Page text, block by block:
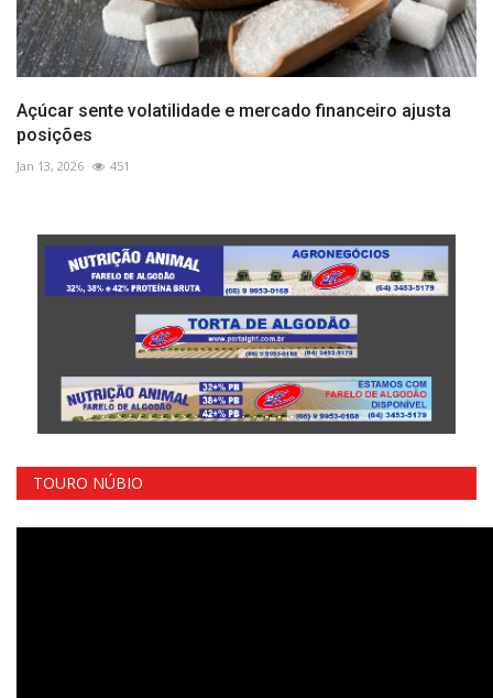
Açúcar sente volatilidade e mercado financeiro ajusta
posições
Jan 13, 2026 451
TOURO NÚBIO